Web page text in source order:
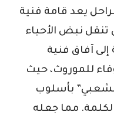
يعد قامة فنية
تنقل نبض الأحياء
إلى آفاق فنية
للموروث، حيث
بأسلوب
مما جعله